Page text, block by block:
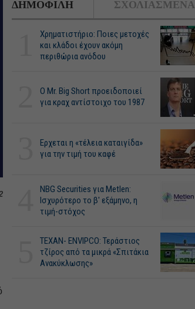
ΔΗΜΟΦΙΛΗ ΣΧΟΛΙΑΣΜΕΝΑ
Χρηματιστήριο: Ποιες μετοχές
και κλάδοι έχουν ακόμη
περιθώρια ανόδου
O Mr. Big Short προειδοποιεί
για κραχ αντίστοιχο του 1987
Ερχεται η «τέλεια καταιγίδα»
για την τιμή του καφέ
NBG Securities για Metlen:
Ισχυρότερο το β' εξάμηνο, η
τιμή-στόχος
ΤΕΧΑΝ- ENVIPCO: Τεράστιος
τζίρος από τα μικρά «Σπιτάκια
Ανακύκλωσης»